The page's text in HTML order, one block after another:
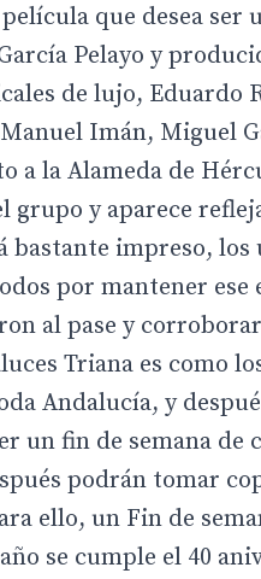
que desea
Pelayo y
de lujo, Eduardo
Imán, Miguel
a la Alameda de
y aparece
bastante impreso,
por mantener
al pase y
Triana es como
Andalucía, y
un fin de semana de
podrán tomar
ello, un Fin de
se cumple el 40